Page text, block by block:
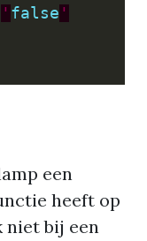
' false '
een
heeft op
niet bij een